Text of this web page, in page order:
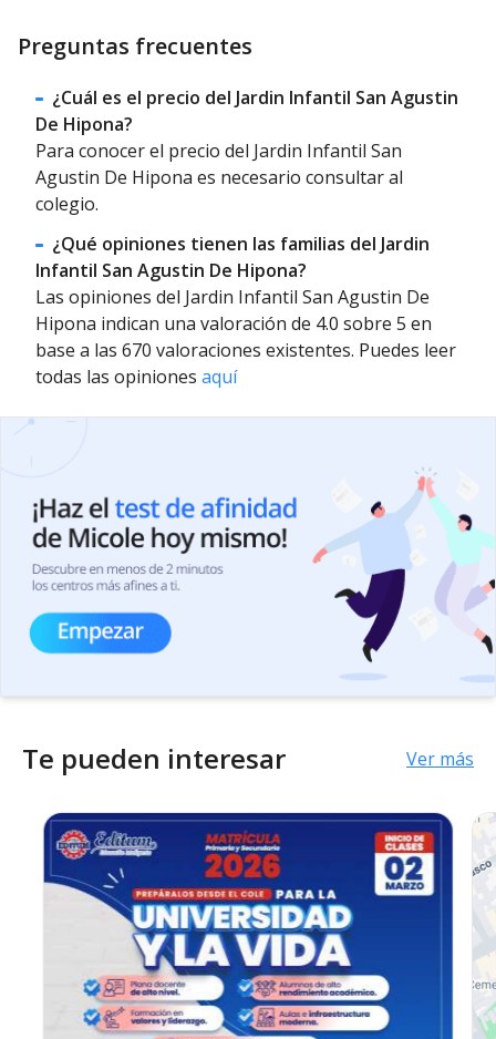
Preguntas frecuentes
¿Cuál es el precio del Jardin Infantil San Agustin
De Hipona?
Para conocer el precio del Jardin Infantil San
Agustin De Hipona es necesario consultar al
colegio.
¿Qué opiniones tienen las familias del Jardin
Infantil San Agustin De Hipona?
Las opiniones del Jardin Infantil San Agustin De
Hipona indican una valoración de 4.0 sobre 5 en
base a las 670 valoraciones existentes. Puedes leer
todas las opiniones aquí
Te pueden interesar Ver más